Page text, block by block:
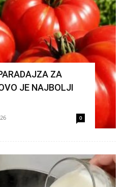
ZA
JE NAJBOLJI
0